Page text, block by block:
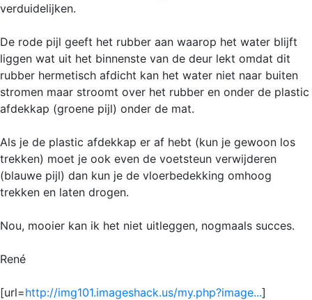
verduidelijken.
De rode pijl geeft het rubber aan waarop het water blijft
liggen wat uit het binnenste van de deur lekt omdat dit
rubber hermetisch afdicht kan het water niet naar buiten
stromen maar stroomt over het rubber en onder de plastic
afdekkap (groene pijl) onder de mat.
Als je de plastic afdekkap er af hebt (kun je gewoon los
trekken) moet je ook even de voetsteun verwijderen
(blauwe pijl) dan kun je de vloerbedekking omhoog
trekken en laten drogen.
Nou, mooier kan ik het niet uitleggen, nogmaals succes.
René
[url=http://img101.imageshack.us/my.php?image...]